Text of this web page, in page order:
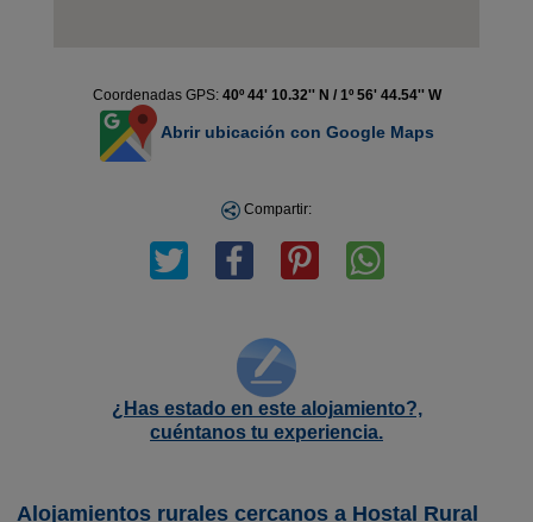
Coordenadas GPS: 40º 44' 10.32'' N / 1º 56' 44.54'' W
Abrir ubicación con Google Maps
Compartir:
¿Has estado en este alojamiento?,
cuéntanos tu experiencia.
Alojamientos rurales cercanos a Hostal Rural